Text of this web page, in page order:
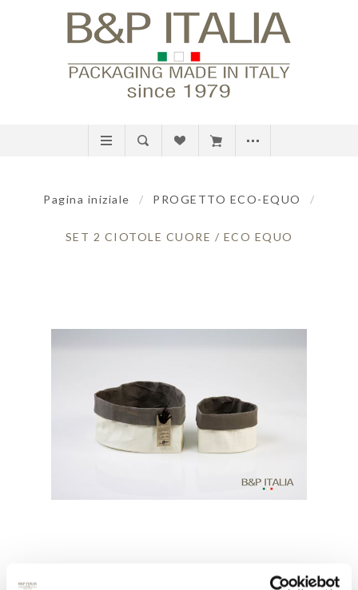
Pagina iniziale / PROGETTO ECO-EQUO /
SET 2 CIOTOLE CUORE / ECO EQUO
SET 2 CIOTOLE CUORE / ECO